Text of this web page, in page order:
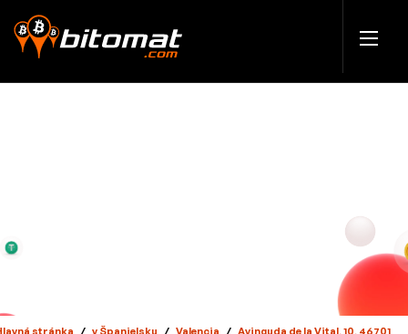
stránka / v Španielsku / Valencia / Avinguda de la Vital, 10, 46701